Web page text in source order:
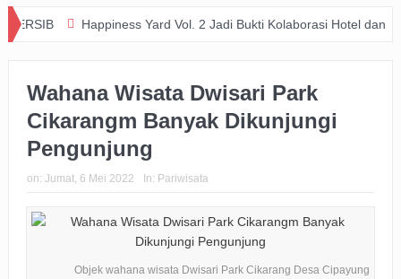
Happiness Yard Vol. 2 Jadi Bukti Kolaborasi Hotel dan Komunitas
Wahana Wisata Dwisari Park
Cikarangm Banyak Dikunjungi
Pengunjung
on: Jumat, 6 Mei 2022 In: Pariwisata
Objek wahana wisata Dwisari Park Cikarang Desa Cipayung